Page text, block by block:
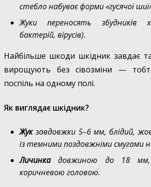
стебло набуває форми «гусячої
Жуки переносять збудників
бактерій, вірусів).
Найбільше шкоди шкідник завдає
вирощують без сівозміни —
поспіль на одному полі.
Як виглядає шкідник?
Жукзавдовжки 5–6 мм, блідий,
із темними поздовжніми смугами
Личинкадовжиною до 18 мм,
коричневою головою.